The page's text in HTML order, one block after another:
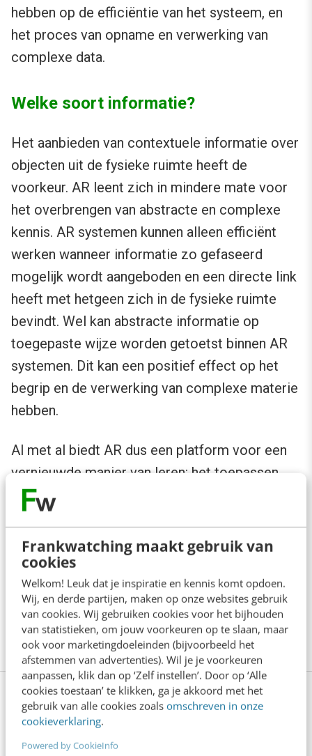
Frankwatching maakt gebruik van
cookies
Welkom! Leuk dat je inspiratie en kennis komt opdoen.
Wij, en derde partijen, maken op onze websites gebruik
van cookies. Wij gebruiken cookies voor het bijhouden
van statistieken, om jouw voorkeuren op te slaan, maar
ook voor marketingdoeleinden (bijvoorbeeld het
afstemmen van advertenties). Wil je je voorkeuren
aanpassen, klik dan op ‘Zelf instellen’. Door op ‘Alle
cookies toestaan’ te klikken, ga je akkoord met het
gebruik van alle cookies zoals omschreven in onze
cookieverklaring.
Powered by CookieInfo
hebben op de efficiëntie van het systeem, en
het proces van opname en verwerking van
complexe data.
Welke soort informatie?
Het aanbieden van contextuele informatie over
objecten uit de fysieke ruimte heeft de
voorkeur. AR leent zich in mindere mate voor
het overbrengen van abstracte en complexe
kennis. AR systemen kunnen alleen efficiënt
werken wanneer informatie zo gefaseerd
mogelijk wordt aangeboden en een directe link
heeft met hetgeen zich in de fysieke ruimte
bevindt. Wel kan abstracte informatie op
toegepaste wijze worden getoetst binnen AR
systemen. Dit kan een positief effect op het
begrip en de verwerking van complexe materie
hebben.
Al met al biedt AR dus een platform voor een
vernieuwde manier van leren: het toepassen
van complexe data en het kennis nemen van
gedetailleerde informatie over fysieke
objecten. Eerder dus een technologie die zich
leent voor het toegepaste leren, het in de
praktijk brengen van het geleerde in plaats van
het verstrekken van uitleg omtrent abstracte
thema’s.
Stel je eigen opleiding samen: 5, 6
of 7 dagen leren